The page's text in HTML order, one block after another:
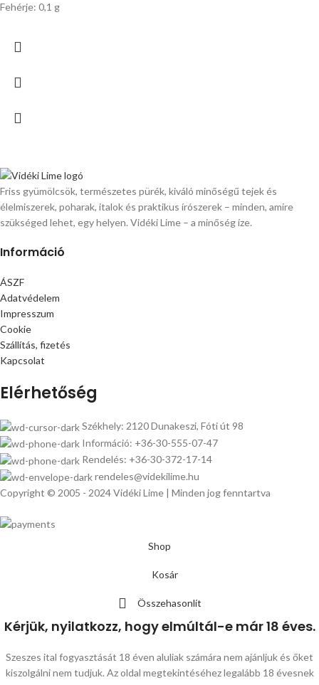
Fehérje: 0,1 g
Friss gyümölcsök, természetes pürék, kiváló minőségű tejek és
élelmiszerek, poharak, italok és praktikus írószerek – minden, amire
szükséged lehet, egy helyen. Vidéki Lime – a minőség íze.
Információ
ÁSZF
Adatvédelem
Impresszum
Cookie
Szállítás, fizetés
Kapcsolat
Elérhetőség
Székhely: 2120 Dunakeszi, Fóti út 98
Információ: +36-30-555-07-47
Rendelés: +36-30-372-17-14
rendeles@videkilime.hu
Copyright © 2005 - 2024 Vidéki Lime | Minden jog fenntartva
Shop
Kosár
Összehasonlít
Kérjük, nyilatkozz, hogy elmúltál-e már 18 éves.
Szeszes ital fogyasztását 18 éven aluliak számára nem ajánljuk és őket
kiszolgálni nem tudjuk. Az oldal megtekintéséhez legalább 18 évesnek